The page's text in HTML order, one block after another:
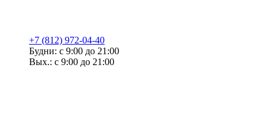
+7 (812) 972-04-40
Будни: с 9:00 до 21:00
Вых.: с 9:00 до 21:00